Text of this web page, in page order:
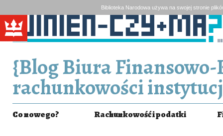
Biblioteka Narodowa używa na swojej stronie
{Blog Biura
rachunkowości
Co nowego? Rachunkowość i podatki